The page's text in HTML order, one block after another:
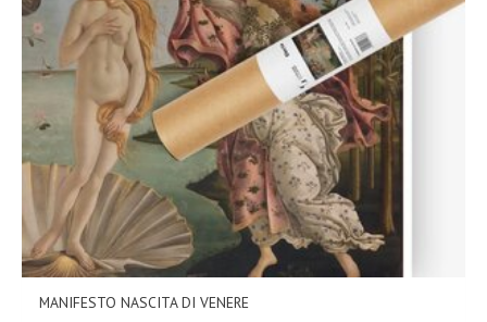
MANIFESTO NASCITA DI VENERE